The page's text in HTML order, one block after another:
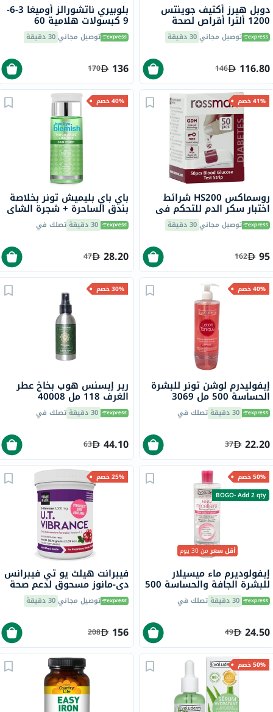
دوبل هيرز أكتيف جوينتس
1200 ألترا أقراص لصحة
المفاصل والغضاريف، حزمة
من 30 توصيل مجاني30 دقيقة
116.80
146
بلوبيري ناتشورالز أوميغا 3-6-
9 كبسولات هلامية 60
توصيل مجاني30 دقيقة
136
170
41% خصم
روسماكس HS200 شرائط
اختبار سكر الدم للتحكم في
مرض السكري حزمة من 50
توصيل مجاني30 دقيقة
95
162
40% خصم
باي باي بليميش تونر بخلاصة
بندق الساحرة + شجرة الشاي
لموازنة البشرة 130 مل
30 دقيقة تصلك في
28.20
47
40% خصم
إيفوليدرم لوشن تونر للبشرة
الحساسة 500 مل 3069
30 دقيقة تصلك في
22.20
37
30% خصم
رير إيسنس هوب بخاخ عطر
الغرف 118 مل 40008
30 دقيقة تصلك في
44.10
63
50% خصم
BOGO- Add 2 qty
أقل سعرمن 30 يوم
إيفولوديرم ماء ميسيلار
للبشرة الجافة والحساسة 500
مل 1524 30 دقيقة تصلك في
24.50
49
25% خصم
فيبرانت هيلث يو تي فيبرانس
دي-مانوز مسحوق لدعم صحة
المسالك البولية 58.75 جرام
توصيل مجاني30 دقيقة
156
208
50% خصم